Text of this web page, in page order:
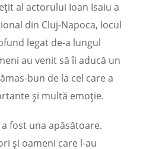
al actorului Ioan Isaiu a
din Cluj-Napoca, locul
legat de-a lungul
au venit să îi aducă un
bun de la cel care a
și multă emoție.
fost una apăsătoare.
și oameni care l-au